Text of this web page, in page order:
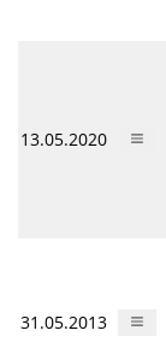
13.05.2020
31.05.2013